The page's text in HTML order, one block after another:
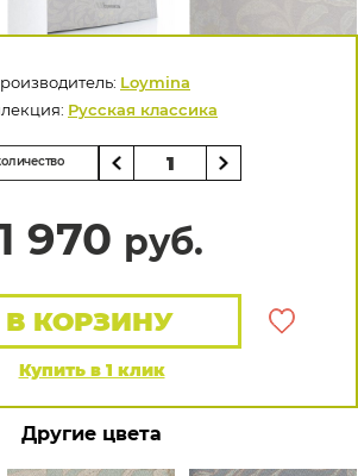
Loymina
Русская классика
970 руб.
Купить в 1 клик
В КОРЗИНУ
Другие цвета